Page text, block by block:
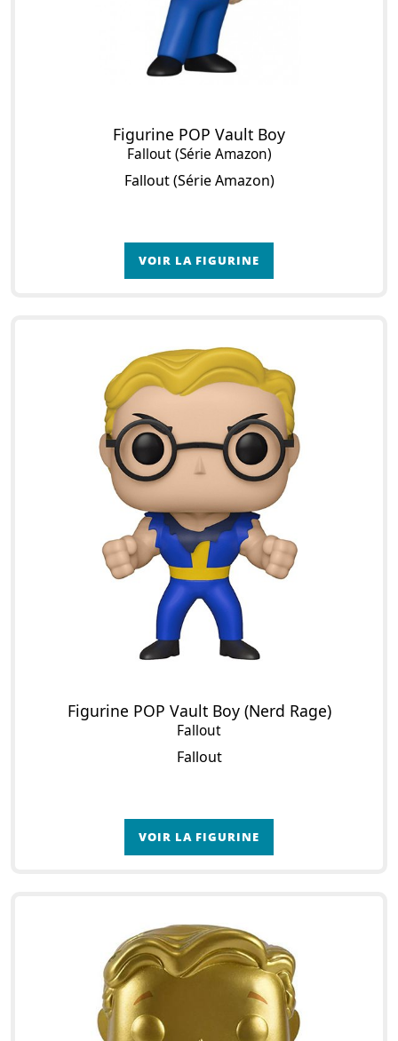
Figurine POP Vault Boy
Fallout (Série Amazon)
Fallout (Série Amazon)
VOIR LA FIGURINE
Figurine POP Vault Boy (Nerd Rage)
Fallout
Fallout
VOIR LA FIGURINE